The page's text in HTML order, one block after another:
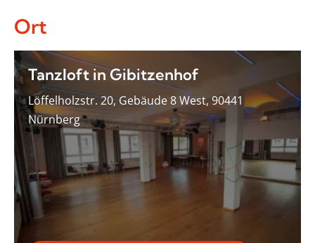
Ort
Tanzloft in Gibitzenhof
Löffelholzstr. 20, Gebäude 8 West, 90441
Nürnberg